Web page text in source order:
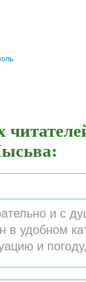
и с
в удобном
и